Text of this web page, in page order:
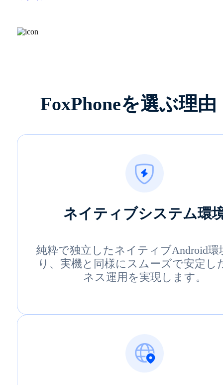
FoxPhoneを選ぶ理由
ネイティブシステム環
純粋で独立したネイティブAndroid環
り、実機と同様にスムーズで安定し
ネス運用を実現します。